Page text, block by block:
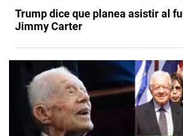
Trump dice que planea asistir al
Jimmy Carter